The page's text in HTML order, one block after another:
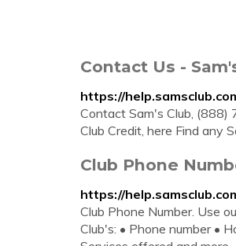
Contact Us -
https://
Contact Sam's Club, (888)
Club Credit, here Find any
Club Phone
https://
Club Phone Number. Use
Club's: • Phone number •